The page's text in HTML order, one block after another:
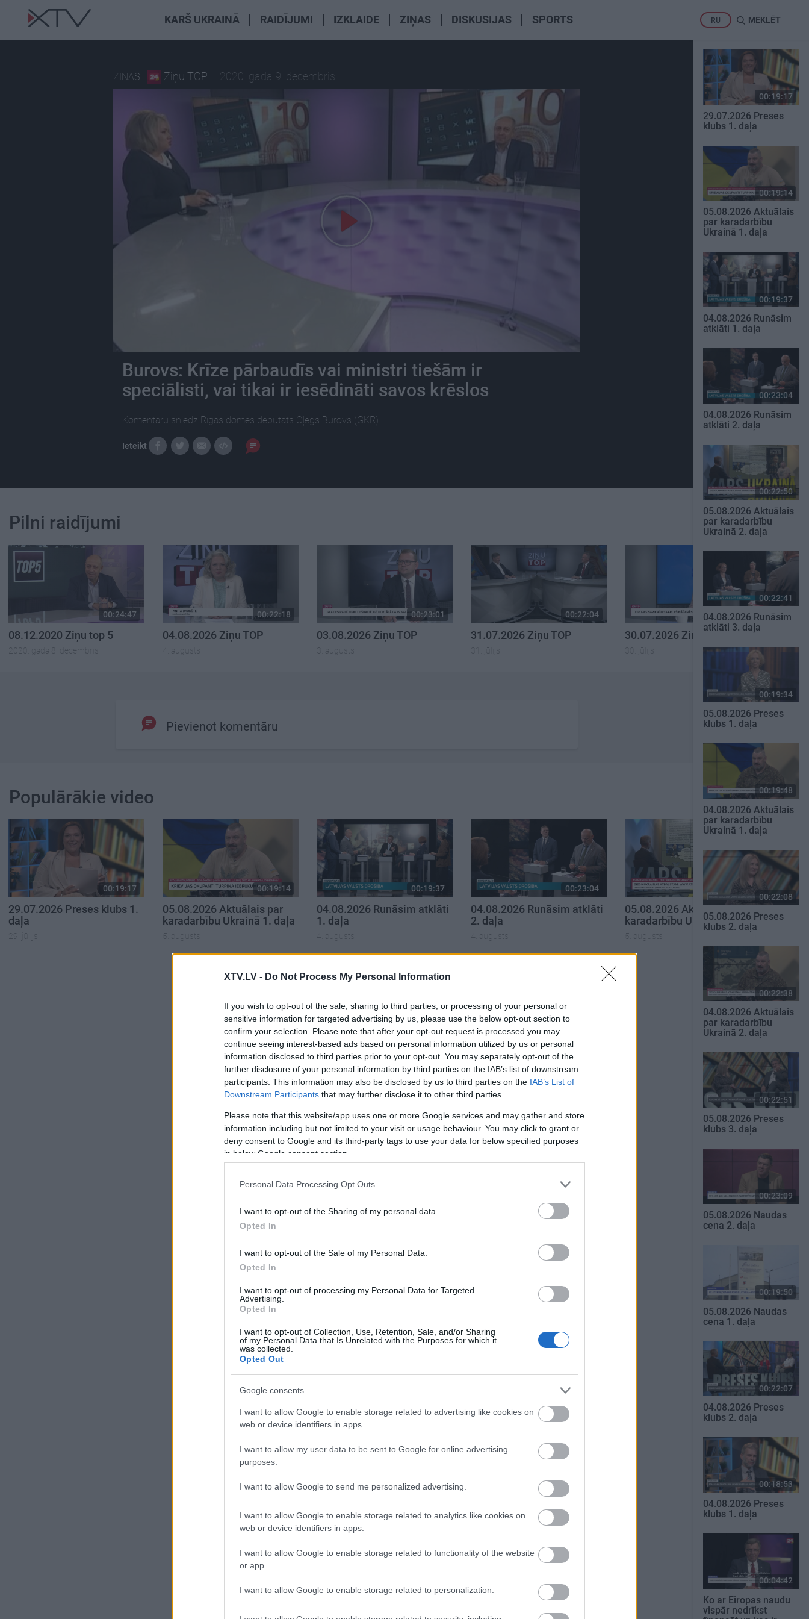
XTV.LV - Do Not Process My Personal Information
If you wish to opt-out of the sale, sharing to third parties, or processing of your personal or
sensitive information for targeted advertising by us, please use the below opt-out section to
confirm your selection. Please note that after your opt-out request is processed you may
continue seeing interest-based ads based on personal information utilized by us or personal
information disclosed to third parties prior to your opt-out. You may separately opt-out of the
further disclosure of your personal information by third parties on the IAB’s list of downstream
participants. This information may also be disclosed by us to third parties on the IAB’s List of
Downstream Participants that may further disclose it to other third parties.
Please note that this website/app uses one or more Google services and may gather and store
information including but not limited to your visit or usage behaviour. You may click to grant or
deny consent to Google and its third-party tags to use your data for below specified purposes
in below Google consent section.
Personal Data Processing Opt Outs
I want to opt-out of the Sharing of my personal data.
Opted In
I want to opt-out of the Sale of my Personal Data.
Opted In
I want to opt-out of processing my Personal Data for Targeted
Advertising.
Opted In
I want to opt-out of Collection, Use, Retention, Sale, and/or Sharing
of my Personal Data that Is Unrelated with the Purposes for which it
was collected.
Opted Out
Google consents
I want to allow Google to enable storage related to advertising like cookies on
web or device identifiers in apps.
I want to allow my user data to be sent to Google for online advertising
purposes.
I want to allow Google to send me personalized advertising.
I want to allow Google to enable storage related to analytics like cookies on
web or device identifiers in apps.
I want to allow Google to enable storage related to functionality of the website
or app.
I want to allow Google to enable storage related to personalization.
KARŠ UKRAINĀ RAIDĪJUMI IZKLAIDE ZIŅAS DISKUSIJAS SPORTS RU MEKLĒT
ZIŅAS Ziņu TOP 2020. gada 9. decembris
Burovs: Krīze pārbaudīs vai ministri tiešām ir
speciālisti, vai tikai ir iesēdināti savos krēslos
Komentāru sniedz Rīgas domes deputāts Oļegs Burovs (GKR).
Ieteikt
Pilni raidījumi
00:24:47
08.12.2020 Ziņu top 5
2020. gada 8. decembris
00:22:18
04.08.2026 Ziņu TOP
4. augusts
00:23:01
03.08.2026 Ziņu TOP
3. augusts
00:22:04
31.07.2026 Ziņu TOP
31. jūlijs
00:23:00
30.07.2026 Ziņu TOP
30. jūlijs
Pievienot komentāru
Populārākie video
00:19:17
29.07.2026 Preses klubs 1.
daļa
29. jūlijs
00:19:14
05.08.2026 Aktuālais par
karadarbību Ukrainā 1. daļa
5. augusts
00:19:37
04.08.2026 Runāsim atklāti
1. daļa
4. augusts
00:23:04
04.08.2026 Runāsim atklāti
2. daļa
4. augusts
00:22:50
05.08.2026 Aktuālais par
karadarbību Ukrainā 2. daļa
5. augusts
SKATĪT VISUS
00:19:17
29.07.2026 Preses
klubs 1. daļa
00:19:14
05.08.2026 Aktuālais
par karadarbību
Ukrainā 1. daļa
00:19:37
04.08.2026 Runāsim
atklāti 1. daļa
00:23:04
04.08.2026 Runāsim
atklāti 2. daļa
00:22:50
05.08.2026 Aktuālais
par karadarbību
Ukrainā 2. daļa
00:22:41
04.08.2026 Runāsim
atklāti 3. daļa
00:19:34
05.08.2026 Preses
klubs 1. daļa
00:19:48
04.08.2026 Aktuālais
par karadarbību
Ukrainā 1. daļa
00:22:08
05.08.2026 Preses
klubs 2. daļa
00:22:38
04.08.2026 Aktuālais
par karadarbību
Ukrainā 2. daļa
00:22:51
05.08.2026 Preses
klubs 3. daļa
00:23:09
05.08.2026 Naudas
cena 2. daļa
00:19:50
05.08.2026 Naudas
cena 1. daļa
00:22:07
04.08.2026 Preses
klubs 2. daļa
00:18:53
04.08.2026 Preses
klubs 1. daļa
00:04:42
Ko ar Eiropas naudu
vispār nedrīkst